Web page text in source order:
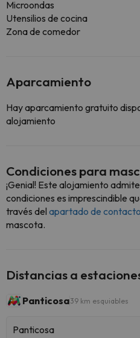
Microondas
Utensilios de cocina
Zona de comedor
Aparcamiento
Hay aparcamiento gratuito
alojamiento
Condiciones para
¡Genial! Este alojamiento
condiciones es imprescindible
través del apartado de contacto
mascota.
Distancias a
Panticosa39 km esquiables
Panticosa